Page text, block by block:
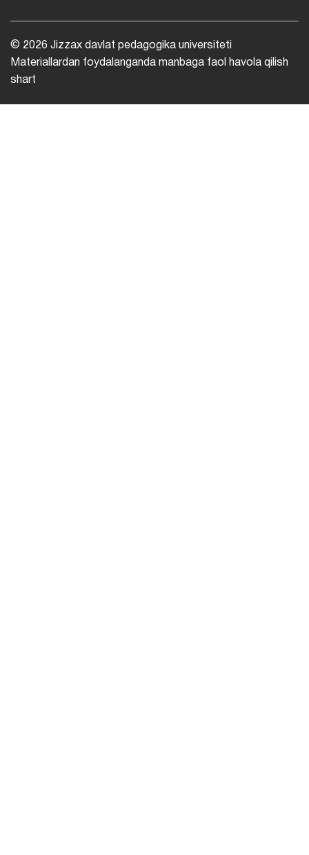
© 2026 Jizzax davlat pedagogika universiteti
Materiallardan foydalanganda manbaga faol havola qilish
shart